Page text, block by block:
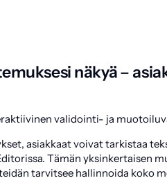
näkyä –
validointi- ja
asiakkaat voivat tarkistaa
Tämän yksinkertaisen
tarvitsee hallinnoida koko